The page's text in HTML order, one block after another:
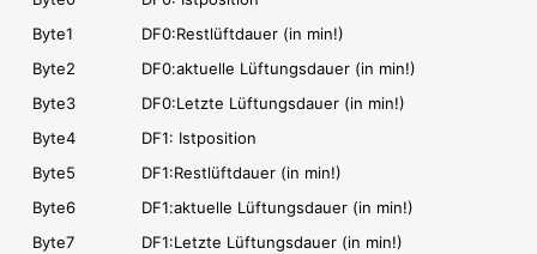
Byte1
DF0:Restlüftdauer (in min!)
Byte2
DF0:aktuelle Lüftungsdauer (in min!)
Byte3
DF0:Letzte Lüftungsdauer (in min!)
Byte4
DF1: Istposition
Byte5
DF1:Restlüftdauer (in min!)
Byte6
DF1:aktuelle Lüftungsdauer (in min!)
Byte7
DF1:Letzte Lüftungsdauer (in min!)